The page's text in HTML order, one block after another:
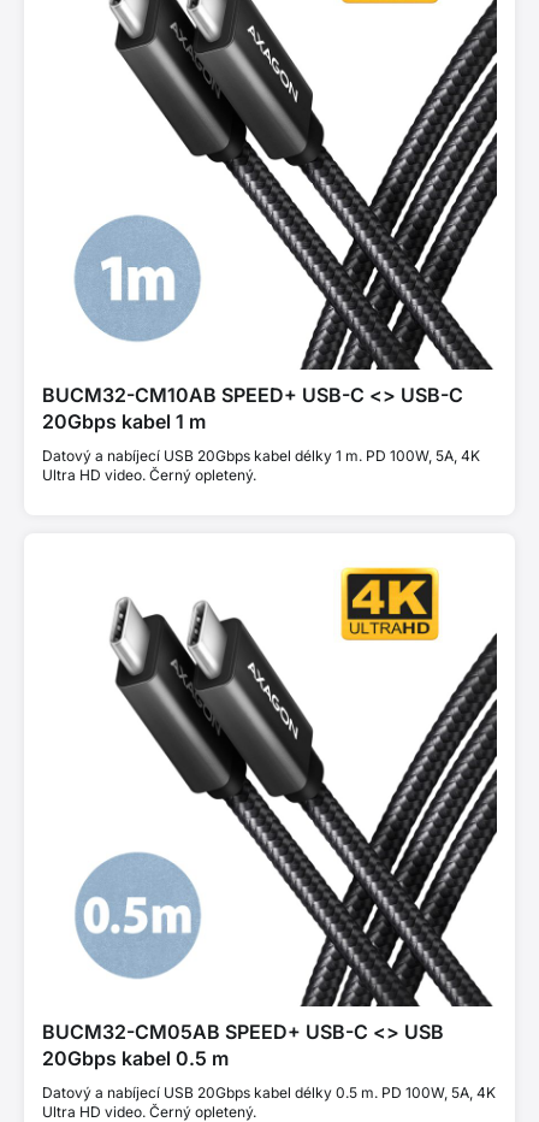
BUCM32-CM10AB SPEED+ USB-C <> USB-C
20Gbps kabel 1 m
Datový a nabíjecí USB 20Gbps kabel délky 1 m. PD 100W, 5A, 4K
Ultra HD video. Černý opletený.
BUCM32-CM05AB SPEED+ USB-C <> USB
20Gbps kabel 0.5 m
Datový a nabíjecí USB 20Gbps kabel délky 0.5 m. PD 100W, 5A, 4K
Ultra HD video. Černý opletený.